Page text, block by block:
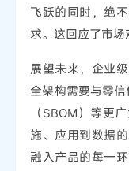
飞跃的同时，绝
求。这回应了市场
展望未来，企业
全架构需要与零
（SBOM）等更
施、应用到数据
融入产品的每一